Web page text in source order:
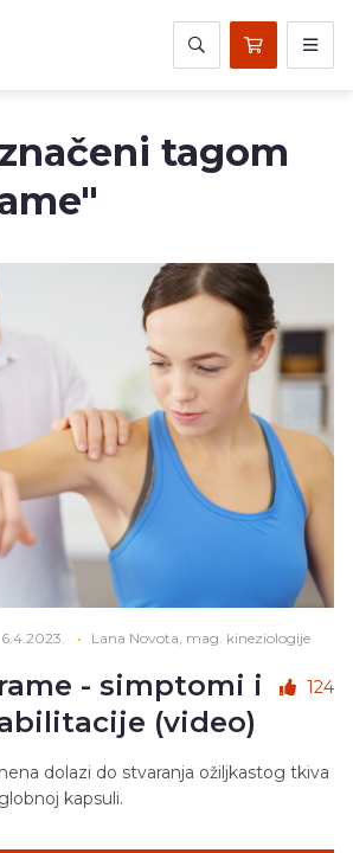
tagom
6.4.2023. • Lana Novota, mag. kineziologije
- simptomi i
(video)
124
dolazi do stvaranja ožiljkastog tkiva
kapsuli.